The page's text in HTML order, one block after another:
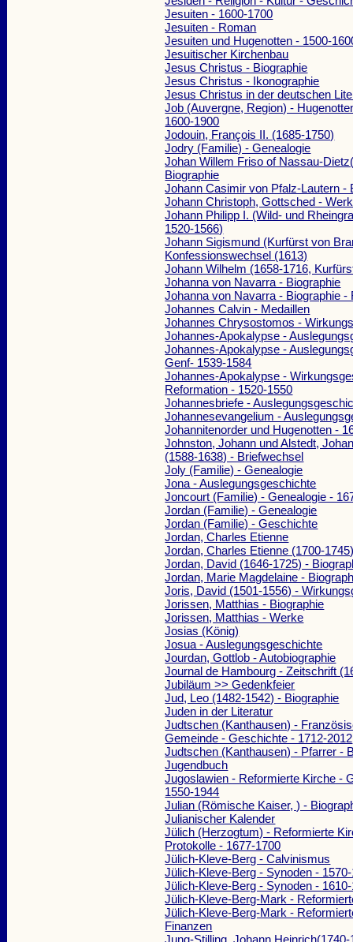
Jesuiten - 1600-1700
Jesuiten - Roman
Jesuiten und Hugenotten - 1500-
Jesuitischer Kirchenbau
Jesus Christus - Biographie
Jesus Christus - Ikonographie
Jesus Christus in der deutschen
Job (Auvergne, Region) -
1600-1900
Jodouin, François II. (1685-1750)
Jodry (Familie) - Genealogie
Johan Willem Friso of Nassau-
Biographie
Johann Casimir von Pfalz-Lautern -
Johann Christoph, Gottsched -
Johann Philipp I. (Wild- und
1520-1566)
Johann Sigismund (Kurfürst von
Konfessionswechsel (1613)
Johann Wilhelm (1658-1716,
Johanna von Navarra - Biographie
Johanna von Navarra - Biographie -
Johannes Calvin - Medaillen
Johannes Chrysostomos -
Johannes-Apokalypse -
Johannes-Apokalypse -
Genf- 1539-1584
Johannes-Apokalypse -
Reformation - 1520-1550
Johannesbriefe -
Johannesevangelium -
Johannitenorder und Hugenotten -
Johnston, Johann und Alstedt,
(1588-1638) - Briefwechsel
Joly (Familie) - Genealogie
Jona - Auslegungsgeschichte
Joncourt (Familie) - Genealogie -
Jordan (Familie) - Genealogie
Jordan (Familie) - Geschichte
Jordan, Charles Etienne
Jordan, Charles Etienne (1700-
Jordan, David (1646-1725) -
Jordan, Marie Magdelaine -
Joris, David (1501-1556) -
Jorissen, Matthias - Biographie
Jorissen, Matthias - Werke
Josias (König)
Josua - Auslegungsgeschichte
Jourdan, Gottlob - Autobiographie
Journal de Hambourg - Zeitschrift
Jubiläum >> Gedenkfeier
Jud, Leo (1482-1542) - Biographie
Juden in der Literatur
Judtschen (Kanthausen) -
Gemeinde - Geschichte - 1712-2012
Judtschen (Kanthausen) - Pfarrer -
Jugendbuch
Jugoslawien - Reformierte Kirche -
1550-1944
Julian (Römische Kaiser, ) -
Julianischer Kalender
Jülich (Herzogtum) - Reformierte
Protokolle - 1677-1700
Jülich-Kleve-Berg - Calvinismus
Jülich-Kleve-Berg - Synoden -
Jülich-Kleve-Berg - Synoden -
Jülich-Kleve-Berg-Mark -
Jülich-Kleve-Berg-Mark -
Finanzen
Jung-Stilling, Johann Heinrich(1740-